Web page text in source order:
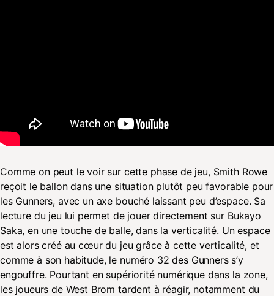
Comme on peut le voir sur cette phase de jeu, Smith Rowe
reçoit le ballon dans une situation plutôt peu favorable pour
les Gunners, avec un axe bouché laissant peu d’espace. Sa
lecture du jeu lui permet de jouer directement sur Bukayo
Saka, en une touche de balle, dans la verticalité. Un espace
est alors créé au cœur du jeu grâce à cette verticalité, et
comme à son habitude, le numéro 32 des Gunners s’y
engouffre. Pourtant en supériorité numérique dans la zone,
les joueurs de West Brom tardent à réagir, notamment du